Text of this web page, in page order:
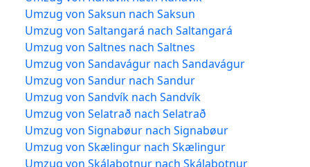
Umzug von Saksun nach Saksun
Umzug von Saltangará nach Saltangará
Umzug von Saltnes nach Saltnes
Umzug von Sandavágur nach Sandavágur
Umzug von Sandur nach Sandur
Umzug von Sandvík nach Sandvík
Umzug von Selatrað nach Selatrað
Umzug von Signabøur nach Signabøur
Umzug von Skælingur nach Skælingur
Umzug von Skálabotnur nach Skálabotnur